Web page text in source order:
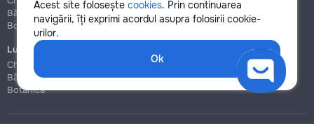
Acest site folosește cookies. Prin continuarea
navigării, îți exprimi acordul asupra folosirii cookie-
urilor.
Ok
Bălți
Botanica
Botanica
Lucrări de construcție și instalare
Chișinău
Bălți
Botanica